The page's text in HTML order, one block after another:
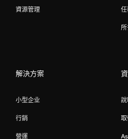
資源管理 任
所
解決方案
小型企业
行銷
營運
說
取